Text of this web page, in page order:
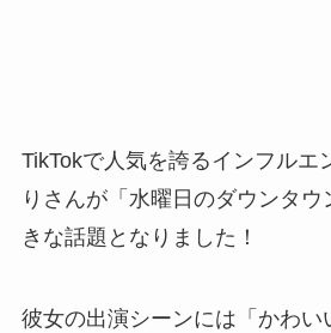
TikTokで人気を誇るインフルエ
りさんが「水曜日のダウンタ
きな話題となりました！
彼女の出演シーンには「かわい